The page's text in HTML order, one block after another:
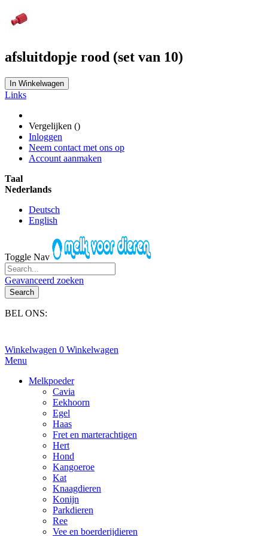
afsluitdopje rood (set van 10)
In Winkelwagen
Links
Vergelijken ()
Inloggen
Neem contact met ons op
Account aanmaken
Taal
Nederlands
Deutsch
English
Toggle Nav
Geavanceerd zoeken
Search
BEL ONS:
Winkelwagen 0 Winkelwagen
Menu
Melkpoeder
Cavia
Eekhoorn
Egel
Haas
Fret en marterachtigen
Hert
Hond
Kangoeroe
Kat
Knaagdieren
Konijn
Parkdieren
Ree
Vee en boerderijdieren